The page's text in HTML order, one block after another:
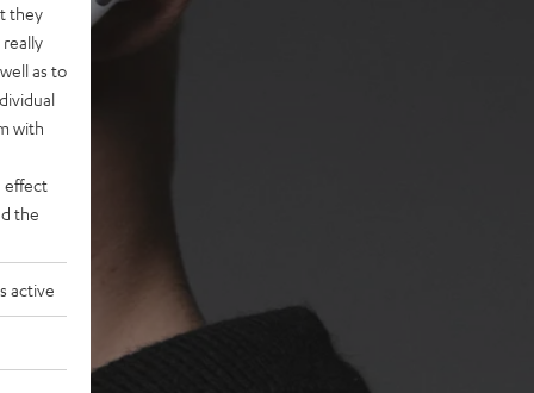
they
as to
with
effect
the
active